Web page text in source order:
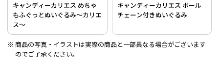
キャンディーカリエス めちゃ
もふぐっとぬいぐるみ～カリエ
ス～
キャンディーカリエス ボール
チェーン付きぬいぐるみ
商品の写真・イラストは実際の商品と一部異なる場合がございます
のでご了承ください。